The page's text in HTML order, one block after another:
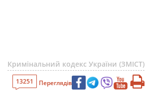
Кримінальний кодекс України (ЗМІСТ)
13251 Переглядів